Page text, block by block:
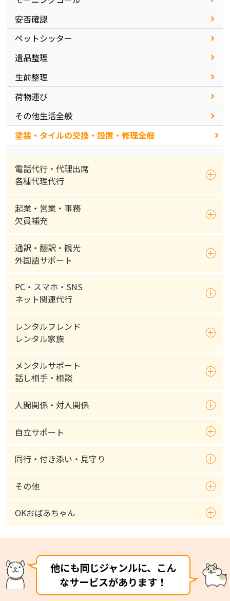
安否確認
ペットシッター
遺品整理
生前整理
荷物運び
その他生活全般
塗装・タイルの交換・設置・修理全般
電話代行・代理出席
各種代理代行
起業・営業・事務
欠員補充
通訳・翻訳・観光
外国語サポート
PC・スマホ・SNS
ネット関連代行
レンタルフレンド
レンタル家族
メンタルサポート
話し相手・相談
人間関係・対人関係
自立サポート
同行・付き添い・見守り
その他
OKおばあちゃん
他にも同じジャンルに、こん
なサービスがあります！